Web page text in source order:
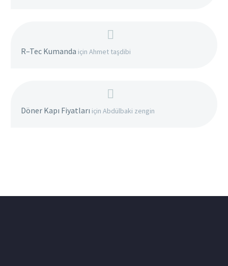
R–Tec Kumanda için Ahmet taşdibi
Döner Kapı Fiyatları için Abdülbaki zengin